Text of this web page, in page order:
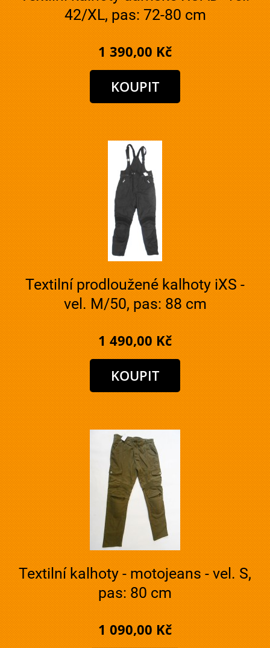
42/XL, pas: 72-80 cm
1 390,00 Kč
Textilní prodloužené kalhoty iXS -
vel. M/50, pas: 88 cm
1 490,00 Kč
Textilní kalhoty - motojeans - vel. S,
pas: 80 cm
1 090,00 Kč